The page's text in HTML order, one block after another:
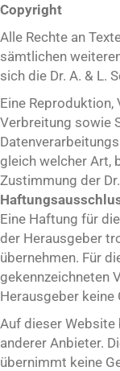
Copyright
Alle Rechte an
sämtlichen
sich die Dr. A. & L.
Eine
Verbreitung sowie
gleich welcher Art,
Zustimmung der
Eine Haftung für
der Herausgeber
übernehmen. Für
gekennzeichneten
Herausgeber keine
Auf dieser Website
anderer Anbieter.
übernimmt keine